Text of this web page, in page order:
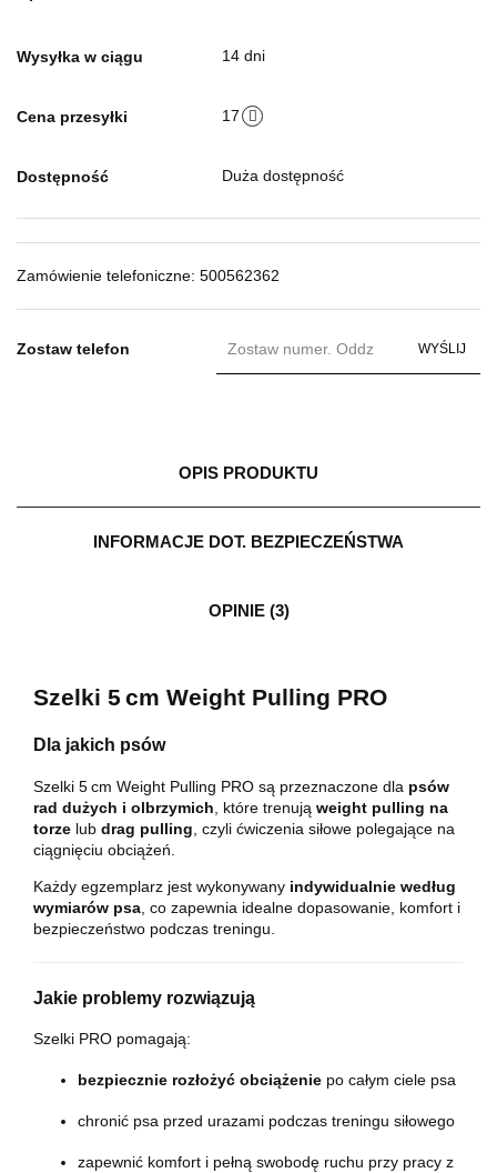
Wysyłka w ciągu 14 dni
Cena przesyłki 17
Dostępność Duża dostępność
Zamówienie telefoniczne: 500562362
Zostaw telefon WYŚLIJ
OPIS PRODUKTU
INFORMACJE DOT. BEZPIECZEŃSTWA
OPINIE (3)
Szelki 5 cm Weight Pulling PRO
Dla jakich psów
Szelki 5 cm Weight Pulling PRO są przeznaczone dla psów
rad dużych i olbrzymich , które trenują weight pulling na
torze lub drag pulling , czyli ćwiczenia siłowe polegające na
ciągnięciu obciążeń.
Każdy egzemplarz jest wykonywany indywidualnie według
wymiarów psa , co zapewnia idealne dopasowanie, komfort i
bezpieczeństwo podczas treningu.
Jakie problemy rozwiązują
Szelki PRO pomagają:
bezpiecznie rozłożyć obciążenie po całym ciele psa
chronić psa przed urazami podczas treningu siłowego
zapewnić komfort i pełną swobodę ruchu przy pracy z